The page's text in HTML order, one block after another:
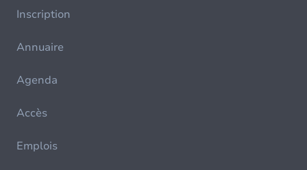
Inscription
Annuaire
Agenda
Accès
Emplois